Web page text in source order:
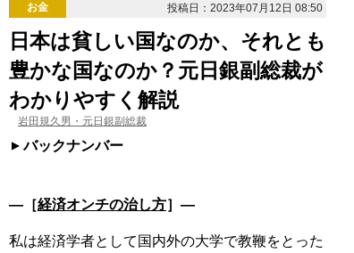
お金 投稿日：2023年07月12日 08:50
日本は貧しい国なのか、それとも
豊かな国なのか？元日銀副総裁が
わかりやすく解説
岩田規久男・元日銀副総裁
バックナンバー
―［経済オンチの治し方］―
私は経済学者として国内外の大学で教鞭をとった